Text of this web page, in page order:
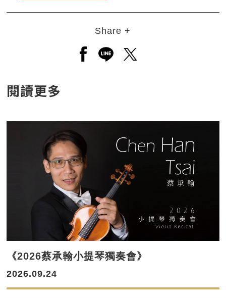
Share +
另開新視窗分享至facebook
另開新視窗分享至line
另開新視窗分享至
閱讀更多
《2026蔡承翰小提琴獨奏會》
2026.09.24